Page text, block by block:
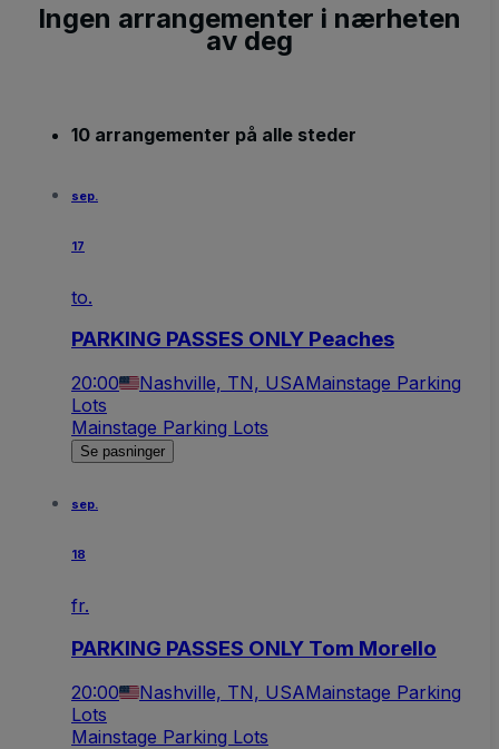
Ingen arrangementer i nærheten
av deg
10 arrangementer på alle steder
sep.
17
to.
PARKING PASSES ONLY Peaches
20:00 Nashville, TN, USAMainstage Parking
Lots
Mainstage Parking Lots
Se pasninger
sep.
18
fr.
PARKING PASSES ONLY Tom Morello
20:00 Nashville, TN, USAMainstage Parking
Lots
Mainstage Parking Lots